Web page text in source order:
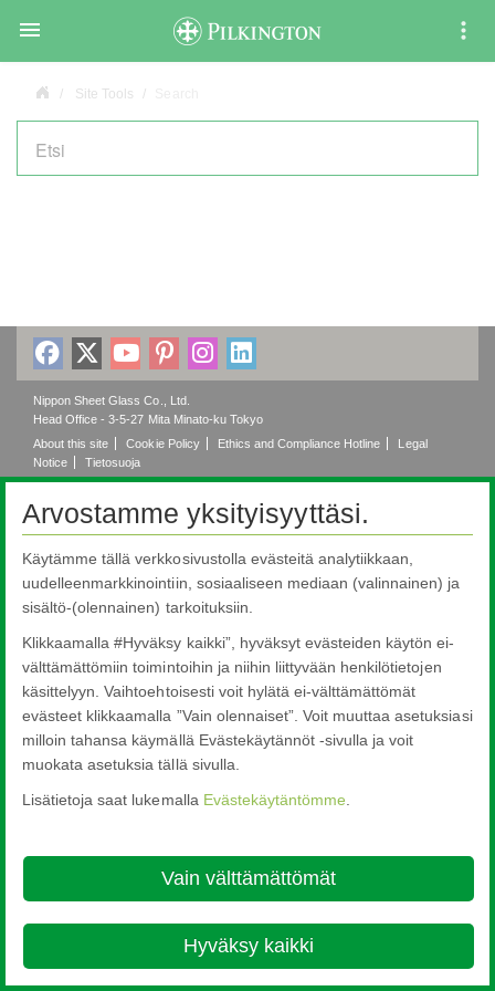

Site Tools
Nippon Sheet Glass Co., Ltd.
Head Office - 3-5-27 Mita Minato-ku Tokyo
About this site
Cookie Policy Ethics and Compliance Hotline
Legal
Notice
Tietosuoja

© Copyright 2026
Arvostamme yksityisyyttäsi.
Käytämme tällä verkkosivustolla evästeitä analytiikkaan,
uudelleenmarkkinointiin, sosiaaliseen mediaan (valinnainen) ja
sisältö-(olennainen) tarkoituksiin.
Klikkaamalla #Hyväksy kaikki”, hyväksyt evästeiden käytön ei-
välttämättömiin toimintoihin ja niihin liittyvään henkilötietojen
käsittelyyn. Vaihtoehtoisesti voit hylätä ei-välttämättömät
evästeet klikkaamalla ”Vain olennaiset”. Voit muuttaa asetuksiasi
milloin tahansa käymällä Evästekäytännöt -sivulla ja voit
muokata asetuksia tällä sivulla.
Lisätietoja saat lukemalla Evästekäytäntömme
Vain välttämättömät
Hyväksy kaikki